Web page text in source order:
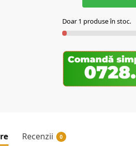
Doar 1 produse în stoc.
Recenzii 0